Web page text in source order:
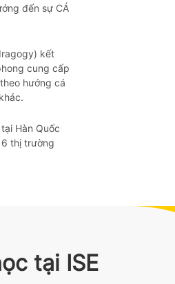
đến sự CÁ
kết
cung cấp
hướng cá
Hàn Quốc
thị trường
tại ISE